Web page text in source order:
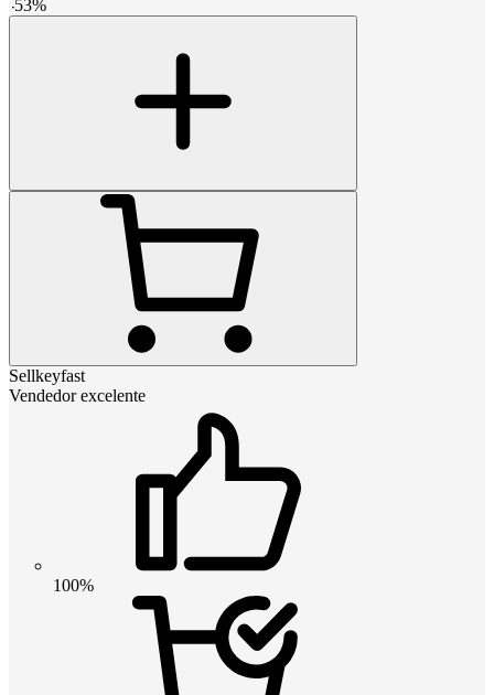
-53%
Sellkeyfast
Vendedor excelente
100%